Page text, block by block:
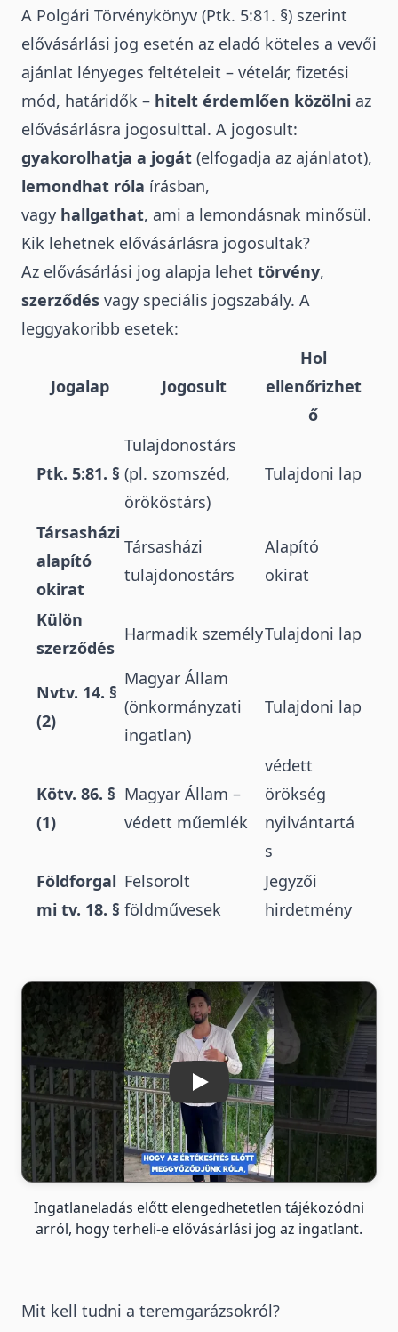
A Polgári Törvénykönyv (Ptk. 5:81. §) szerint
elővásárlási jog esetén az eladó köteles a vevői
ajánlat lényeges feltételeit – vételár, fizetési
mód, határidők – hitelt érdemlően közölni az
elővásárlásra jogosulttal. A jogosult:
gyakorolhatja a jogát (elfogadja az ajánlatot),
lemondhat róla írásban,
vagy hallgathat, ami a lemondásnak minősül.
Kik lehetnek elővásárlásra jogosultak?
Az elővásárlási jog alapja lehet törvény,
szerződés vagy speciális jogszabály. A
leggyakoribb esetek:
Jogalap Jogosult
Hol
ellenőrizhet
ő
Ptk. 5:81. §
Tulajdonostárs
(pl. szomszéd,
örököstárs)
Tulajdoni lap
Társasházi
alapító
okirat
Társasházi
tulajdonostárs
Alapító
okirat
Külön
szerződés
Harmadik személyTulajdoni lap
Nvtv. 14. §
(2)
Magyar Állam
(önkormányzati
ingatlan)
Tulajdoni lap
Kötv. 86. §
(1)
Magyar Állam –
védett műemlék
védett
örökség
nyilvántartá
s
Földforgal
mi tv. 18. §
Felsorolt
földművesek
Jegyzői
hirdetmény
Lejátszás
Ingatlaneladás előtt elengedhetetlen tájékozódni
arról, hogy terheli-e elővásárlási jog az ingatlant.
Mit kell tudni a teremgarázsokról?